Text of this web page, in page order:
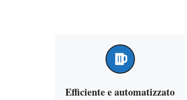
Efficiente e automatizzato